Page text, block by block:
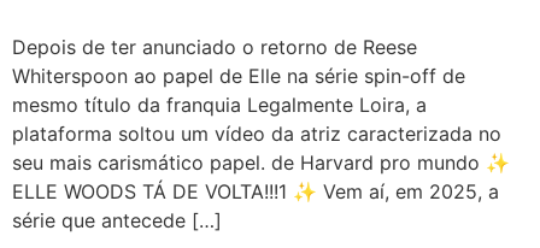
Depois de ter anunciado o retorno de Reese
Whiterspoon ao papel de Elle na série spin-off de
mesmo título da franquia Legalmente Loira, a
plataforma soltou um vídeo da atriz caracterizada no
seu mais carismático papel. de Harvard pro mundo ✨
ELLE WOODS TÁ DE VOLTA!!!1 ✨ Vem aí, em 2025, a
série que antecede […]